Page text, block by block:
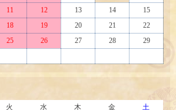
11 12 13 14
15
18 19 20 21
22
25 26 27 28
29
火 水 木 金
土